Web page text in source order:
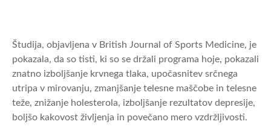
Študija, objavljena v British Journal of Sports Medicine, je
pokazala, da so tisti, ki so se držali programa hoje, pokazali
znatno izboljšanje krvnega tlaka, upočasnitev srčnega
utripa v mirovanju, zmanjšanje telesne maščobe in telesne
teže, znižanje holesterola, izboljšanje rezultatov depresije,
boljšo kakovost življenja in povečano mero vzdržljivosti.